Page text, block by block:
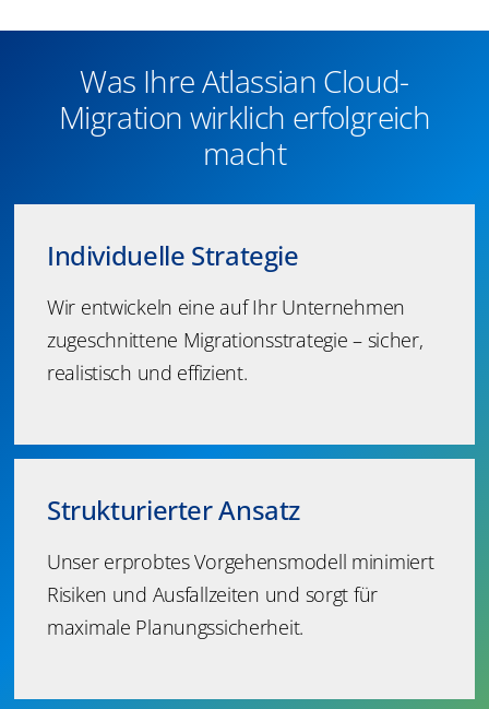
Was Ihre Atlassian Cloud-
Migration wirklich erfolgreich
macht
Individuelle Strategie
Wir entwickeln eine auf Ihr Unternehmen
zugeschnittene Migrationsstrategie – sicher,
realistisch und effizient.
Strukturierter Ansatz
Unser erprobtes Vorgehensmodell minimiert
Risiken und Ausfallzeiten und sorgt für
maximale Planungssicherheit.